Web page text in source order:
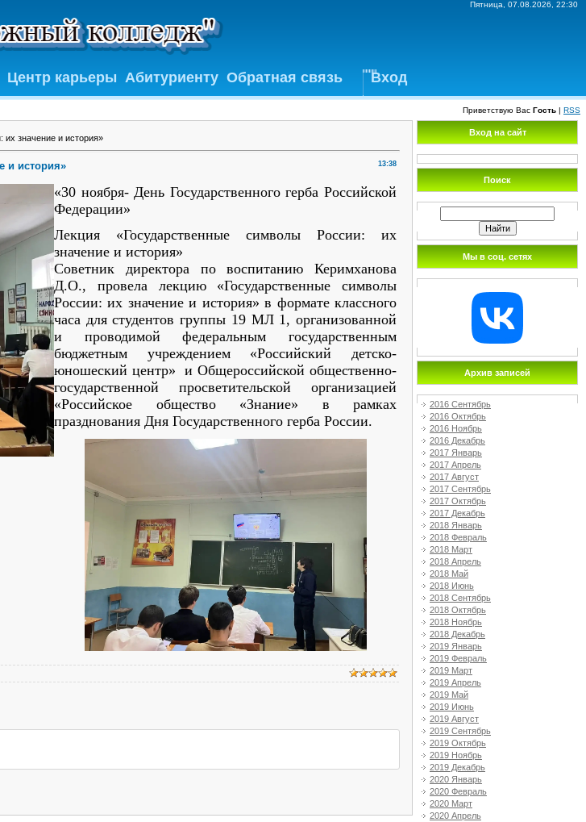
Пятница, 07.08.2026, 22:30
Центр карьеры Абитуриенту Обратная связь Вход
Приветствую Вас Гость | RSS
значение и история»
13:38
и история»
«30 ноября- День Государственного герба Российской
Федерации»
Лекция «Государственные символы России: их
значение и история»
Советник директора по воспитанию Керимханова
Д.О., провела лекцию «Государственные символы
России: их значение и история» в формате классного
часа для студентов группы 19 МЛ 1, организованной
и проводимой федеральным государственным
бюджетным учреждением «Российский детско-
юношеский центр» и Общероссийской общественно-
государственной просветительской организацией
«Российское общество «Знание» в рамках
празднования Дня Государственного герба России.
Вход на сайт
Поиск
Мы в соц. сетях
Архив записей
2016 Сентябрь
2016 Октябрь
2016 Ноябрь
2016 Декабрь
2017 Январь
2017 Апрель
2017 Август
2017 Сентябрь
2017 Октябрь
2017 Декабрь
2018 Январь
2018 Февраль
2018 Март
2018 Апрель
2018 Май
2018 Июнь
2018 Сентябрь
2018 Октябрь
2018 Ноябрь
2018 Декабрь
2019 Январь
2019 Февраль
2019 Март
2019 Апрель
2019 Май
2019 Июнь
2019 Август
2019 Сентябрь
2019 Октябрь
2019 Ноябрь
2019 Декабрь
2020 Январь
2020 Февраль
2020 Март
2020 Апрель